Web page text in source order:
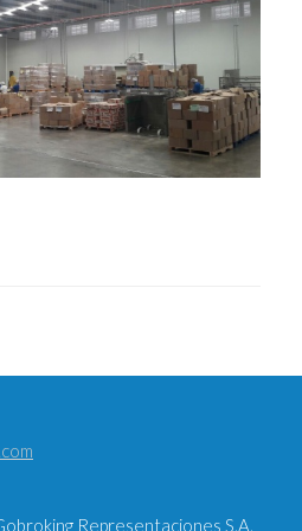
Representaciones S.A.